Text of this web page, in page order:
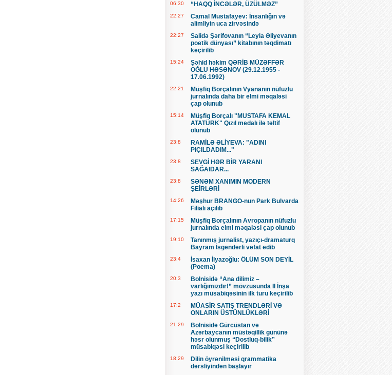
06:30 “HAQQ İNCƏLƏR, ÜZÜLMƏZ”
22:27
Camal Mustafayev: İnsanlığın və
alimliyin uca zirvəsində
22:27
Salidə Şərifovanın “Leyla Əliyevanın
poetik dünyası” kitabının təqdimatı
keçirilib
15:24
Şəhid həkim QƏRİB MÜZƏFFƏR
OĞLU HƏSƏNOV (29.12.1955 -
17.06.1992)
22:21
Müşfiq Borçalının Vyananın nüfuzlu
jurnalında daha bir elmi məqaləsi
çap olunub
15:14
Müşfiq Borçalı "MUSTAFA KEMAL
ATATÜRK" Qızıl medalı ilə təltif
olunub
23:8
RAMİLƏ ƏLİYEVA: "ADINI
PIÇILDADIM..."
23:8
SEVGİ HƏR BİR YARANI
SAĞAIDAR...
23:8
SƏNƏM XANIMIN MODERN
ŞEİRLƏRİ
14:26
Məşhur BRANGO-nun Park Bulvarda
Filialı açılıb
17:15
Müşfiq Borçalının Avropanın nüfuzlu
jurnalında elmi məqaləsi çap olunub
19:10
Tanınmış jurnalist, yazıçı-dramaturq
Bayram İsgəndərli vəfat edib
23:4
İsaxan İlyazoğlu: ÖLÜM SON DEYİL
(Poema)
20:3
Bolnisidə “Ana dilimiz –
varlığımızdır!” mövzusunda II İnşa
yazı müsabiqəsinin ilk turu keçirilib
17:2
MÜASİR SATIŞ TRENDLƏRİ VƏ
ONLARIN ÜSTÜNLÜKLƏRİ
21:29
Bolnisidə Gürcüstan və
Azərbaycanın müstəqillik gününə
həsr olunmuş “Dostluq-bilik”
müsabiqəsi keçirilib
18:29
Dilin öyrənilməsi qrammatika
dərsliyindən başlayır